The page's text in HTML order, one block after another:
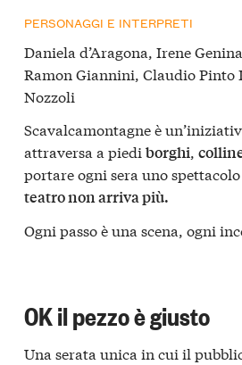
PERSONAGGI E INTERPRETI
Daniela d’Aragona, Irene
Ramon Giannini, Claudio Pinto
Nozzoli
Scavalcamontagne è
attraversa a piedi borghi,
portare ogni sera uno
teatro non arriva più.
Ogni passo è una scena, ogni
OK il pezzo è giusto
Una serata unica in cui il